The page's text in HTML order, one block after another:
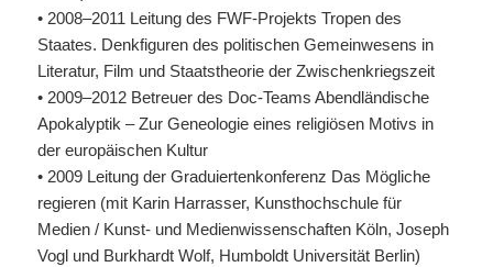
• 2008–2011 Leitung des FWF-Projekts Tropen des
Staates. Denkfiguren des politischen Gemeinwesens in
Literatur, Film und Staatstheorie der Zwischenkriegszeit
• 2009–2012 Betreuer des Doc-Teams Abendländische
Apokalyptik – Zur Geneologie eines religiösen Motivs in
der europäischen Kultur
• 2009 Leitung der Graduiertenkonferenz Das Mögliche
regieren (mit Karin Harrasser, Kunsthochschule für
Medien / Kunst- und Medienwissenschaften Köln, Joseph
Vogl und Burkhardt Wolf, Humboldt Universität Berlin)